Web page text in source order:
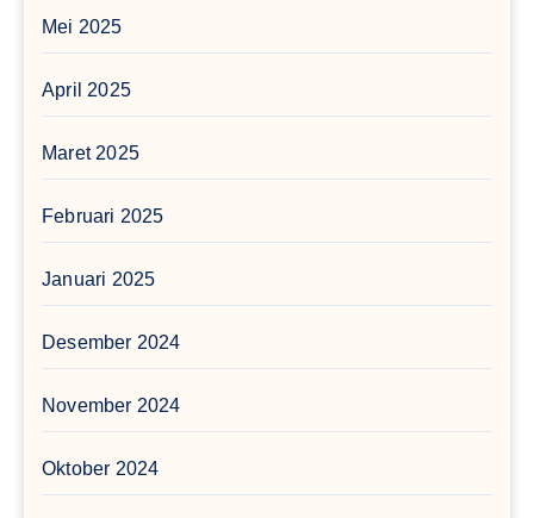
Mei 2025
April 2025
Maret 2025
Februari 2025
Januari 2025
Desember 2024
November 2024
Oktober 2024